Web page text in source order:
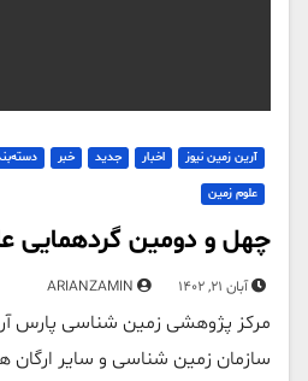
آرین زمین نیوز اخبار جدید خبر
علوم زمین
چهل و دومین گردهمایی
آبان 21, 1402
مرکز پژوهشی زمین شناسی پارس
سازمان زمین شناسی و سایر